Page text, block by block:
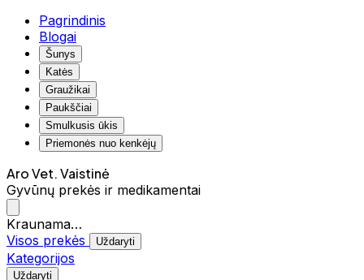
Pagrindinis
Blogai
Šunys
Katės
Graužikai
Paukščiai
Smulkusis ūkis
Priemonės nuo kenkėjų
Aro Vet. Vaistinė
Gyvūnų prekės ir medikamentai
Kraunama…
Visos prekės
Uždaryti
Kategorijos
Uždaryti